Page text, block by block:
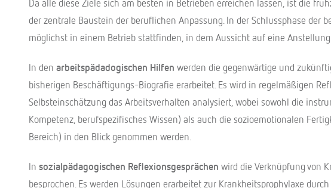
der zentrale Baustein der beruflichen Anpassung. In der Schlussphase der
möglichst in einem Betrieb stattfinden, in dem Aussicht auf eine
In den arbeitspädadogischen Hilfen werden die gegenwärtige und
bisherigen Beschäftigungs-Biografie erarbeitet. Es wird in regelmäßigen
Selbsteinschätzung das Arbeitsverhalten analysiert, wobei sowohl die
Kompetenz, berufspezifisches Wissen) als auch die sozioemotionalen
Bereich) in den Blick genommen werden.
In sozialpädagogischen Reflexionsgesprächen wird die Verknüpfung von
besprochen. Es werden Lösungen erarbeitet zur Krankheitsprophylaxe